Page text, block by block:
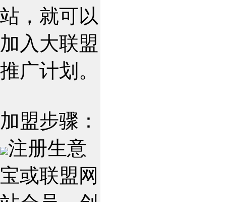
站，就可以
加入大联盟
推广计划。
加盟步骤：
注册生意
宝或联盟网